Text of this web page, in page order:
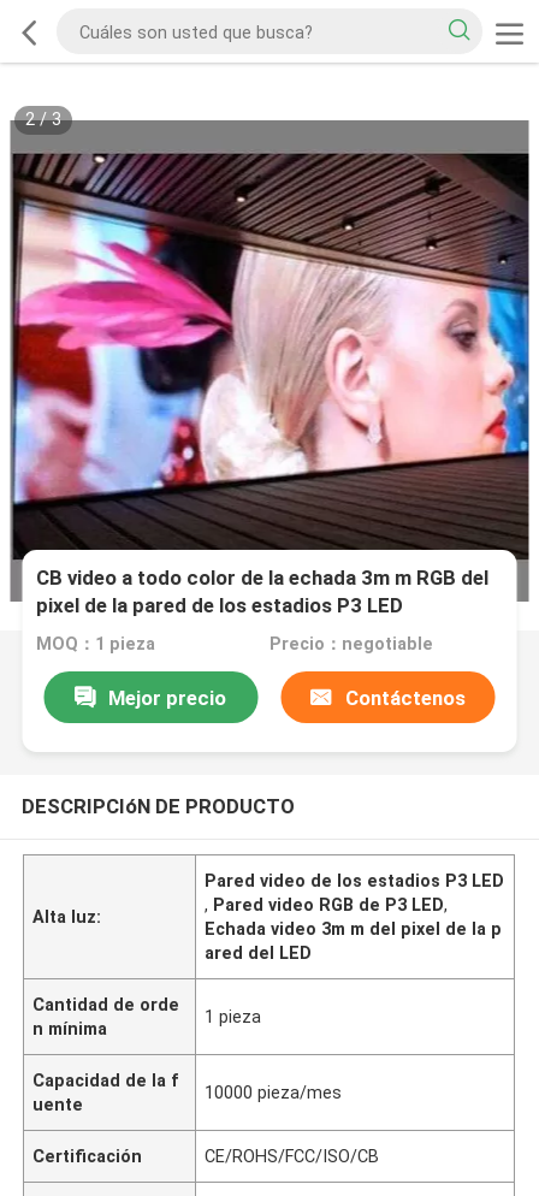
2/3
CB video a todo color de la echada 3m m RGB del
pixel de la pared de los estadios P3 LED
MOQ：1 pieza Precio：negotiable
Mejor precio Contáctenos
DESCRIPCIóN DE PRODUCTO
Alta luz:
Pared video de los estadios P3 LED
, Pared video RGB de P3 LED,
Echada video 3m m del pixel de la p
ared del LED
Cantidad de orde
n mínima
1 pieza
Capacidad de la f
uente
10000 pieza/mes
Certificación CE/ROHS/FCC/ISO/CB